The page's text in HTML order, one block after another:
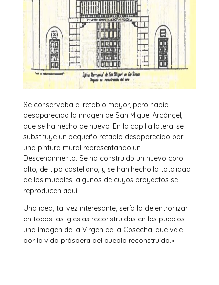
Se conservaba el retablo mayor, pero había
desaparecido la imagen de San Miguel Arcángel,
que se ha hecho de nuevo. En la capilla lateral se
substituye un pequeño retablo desaparecido por
una pintura mural representando un
Descendimiento. Se ha construido un nuevo coro
alto, de tipo castellano, y se han hecho la totalidad
de los muebles, algunos de cuyos proyectos se
reproducen aquí.
Una idea, tal vez interesante, sería la de entronizar
en todas las Iglesias reconstruidas en los pueblos
una imagen de la Virgen de la Cosecha, que vele
por la vida próspera del pueblo reconstruido.»